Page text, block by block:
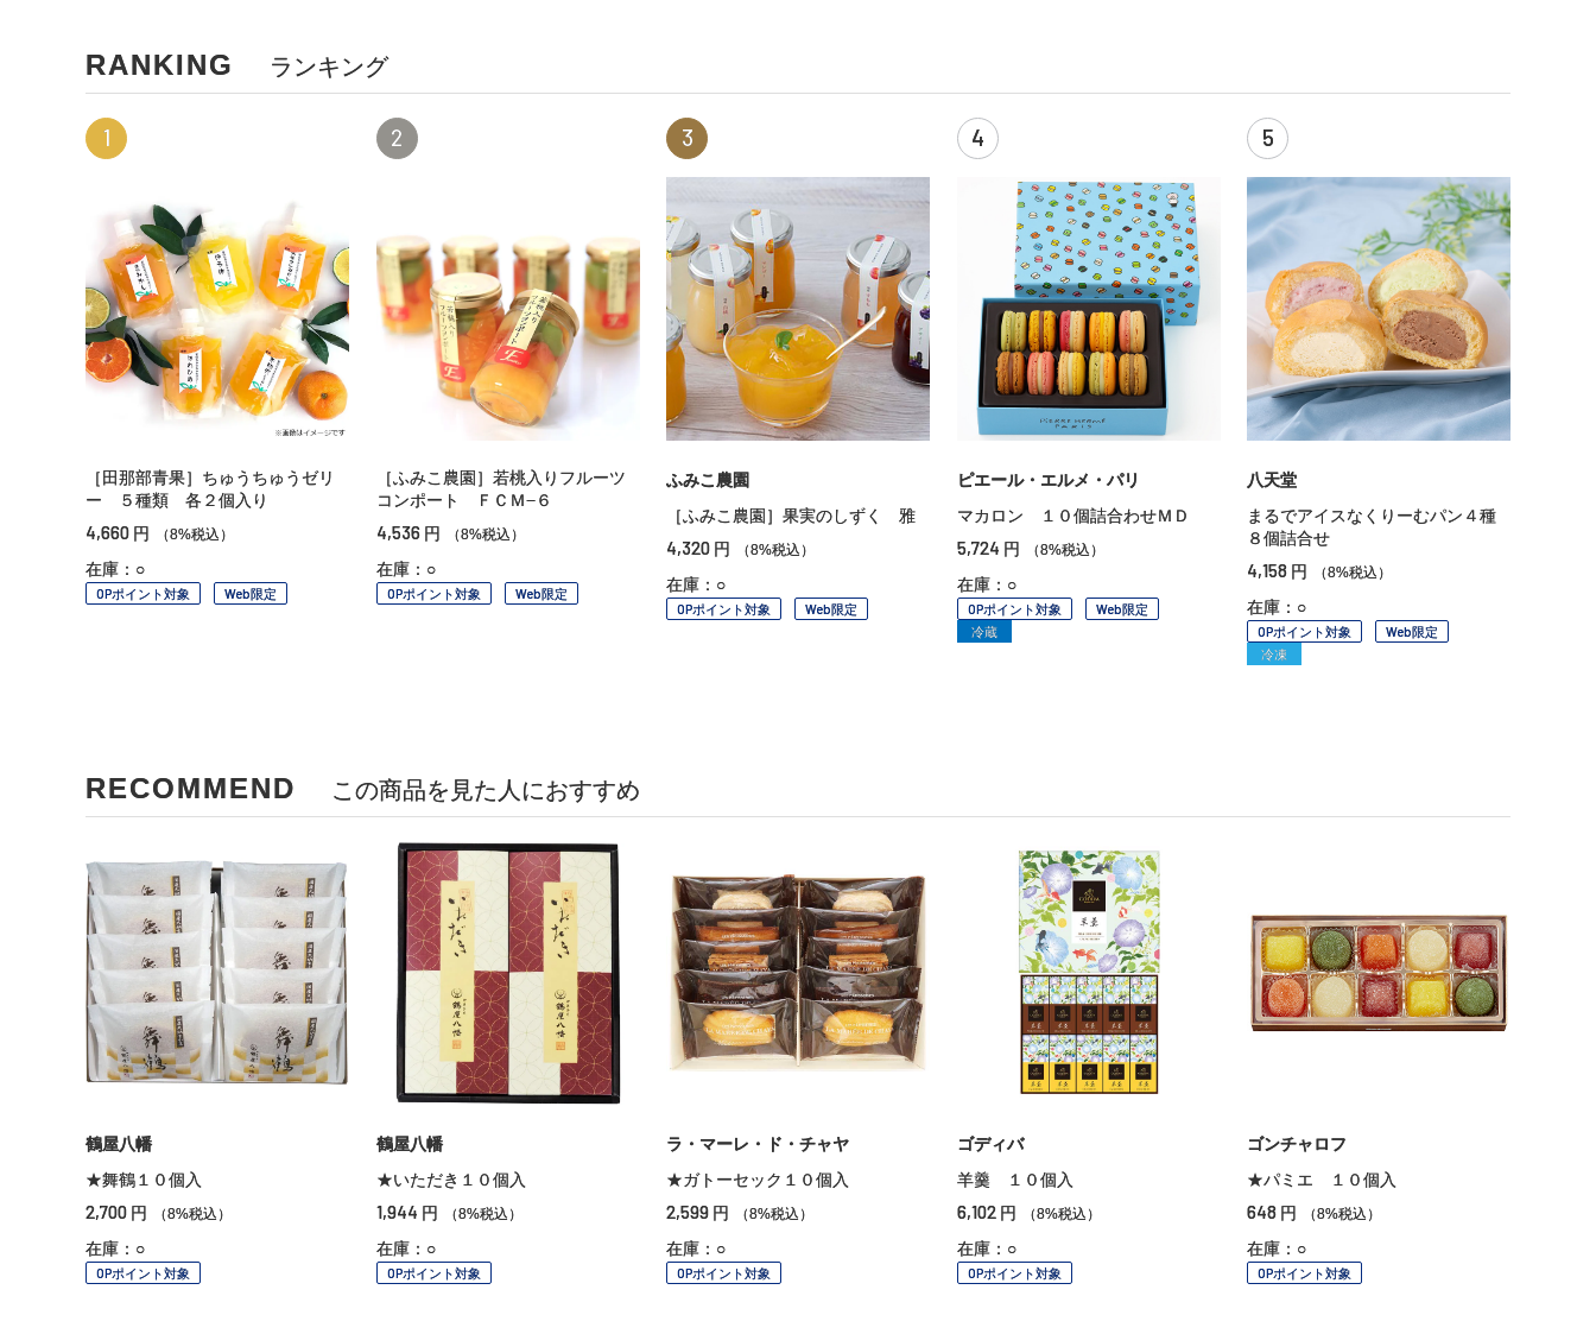
RANKING ランキング
1
［田那部青果］ちゅうちゅうゼリ
ー ５種類 各２個入り
4,660 円 （8%税込）
在庫：○
OPポイント対象 Web限定
2
［ふみこ農園］若桃入りフルーツ
コンポート ＦＣＭ−６
4,536 円 （8%税込）
在庫：○
OPポイント対象 Web限定
3
ふみこ農園
［ふみこ農園］果実のしずく 雅
4,320 円 （8%税込）
在庫：○
OPポイント対象 Web限定
4
ピエール・エルメ・パリ
マカロン １０個詰合わせＭＤ
5,724 円 （8%税込）
在庫：○
OPポイント対象
Web限定
冷蔵
5
八天堂
まるでアイスなくりーむパン４種
８個詰合せ
4,158 円 （8%税込）
在庫：○
OPポイント対象
Web限定
冷凍
RECOMMEND この商品を見た人におすすめ
鶴屋八幡
★舞鶴１０個入
2,700 円 （8%税込）
在庫：○
OPポイント対象
鶴屋八幡
★いただき１０個入
1,944 円 （8%税込）
在庫：○
OPポイント対象
ラ・マーレ・ド・チャヤ
★ガトーセック１０個入
2,599 円 （8%税込）
在庫：○
OPポイント対象
ゴディバ
羊羹 １０個入
6,102 円 （8%税込）
在庫：○
OPポイント対象
ゴンチャロフ
★パミエ １０個入
648 円 （8%税込）
在庫：○
OPポイント対象